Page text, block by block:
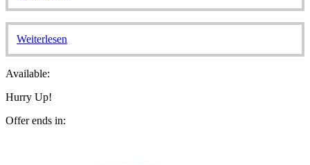
Weiterlesen
Available:
Hurry Up!
Offer ends in: